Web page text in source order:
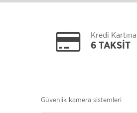
Kredi Kartına
6 TAKSİT
Güvenlik kamera sistemleri